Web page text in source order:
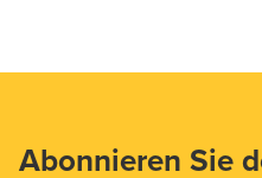
Abonnieren Sie